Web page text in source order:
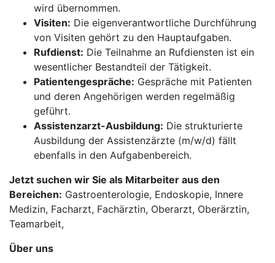
wird übernommen.
Visiten: Die eigenverantwortliche Durchführung
von Visiten gehört zu den Hauptaufgaben.
Rufdienst: Die Teilnahme an Rufdiensten ist ein
wesentlicher Bestandteil der Tätigkeit.
Patientengespräche: Gespräche mit Patienten
und deren Angehörigen werden regelmäßig
geführt.
Assistenzarzt-Ausbildung: Die strukturierte
Ausbildung der Assistenzärzte (m/w/d) fällt
ebenfalls in den Aufgabenbereich.
Jetzt suchen wir Sie als Mitarbeiter aus den
Bereichen: Gastroenterologie, Endoskopie, Innere
Medizin, Facharzt, Fachärztin, Oberarzt, Oberärztin,
Teamarbeit,
Über uns